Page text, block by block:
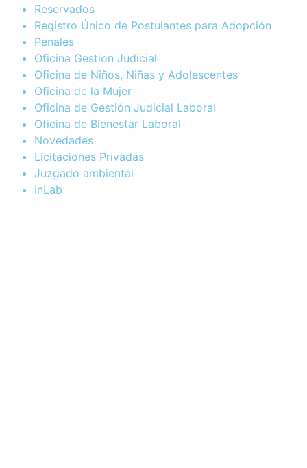
Reservados
Registro Único de Postulantes para Adopción
Penales
Oficina Gestion Judicial
Oficina de Niños, Niñas y Adolescentes
Oficina de la Mujer
Oficina de Gestión Judicial Laboral
Oficina de Bienestar Laboral
Novedades
Licitaciones Privadas
Juzgado ambiental
InLab